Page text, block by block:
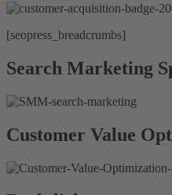
[seopress_breadcrumbs]
Search Marketing
Customer Value